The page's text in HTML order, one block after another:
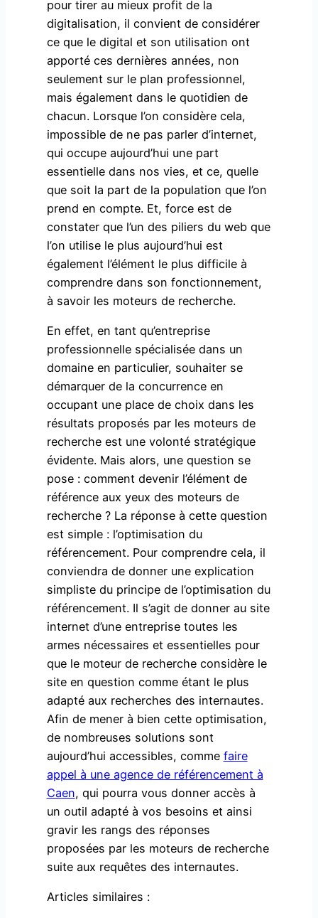
pour tirer au mieux profit de la
digitalisation, il convient de considérer
ce que le digital et son utilisation ont
apporté ces dernières années, non
seulement sur le plan professionnel,
mais également dans le quotidien de
chacun. Lorsque l’on considère cela,
impossible de ne pas parler d’internet,
qui occupe aujourd’hui une part
essentielle dans nos vies, et ce, quelle
que soit la part de la population que l’on
prend en compte. Et, force est de
constater que l’un des piliers du web que
l’on utilise le plus aujourd’hui est
également l’élément le plus difficile à
comprendre dans son fonctionnement,
à savoir les moteurs de recherche.
En effet, en tant qu’entreprise
professionnelle spécialisée dans un
domaine en particulier, souhaiter se
démarquer de la concurrence en
occupant une place de choix dans les
résultats proposés par les moteurs de
recherche est une volonté stratégique
évidente. Mais alors, une question se
pose : comment devenir l’élément de
référence aux yeux des moteurs de
recherche ? La réponse à cette question
est simple : l’optimisation du
référencement. Pour comprendre cela, il
conviendra de donner une explication
simpliste du principe de l’optimisation du
référencement. Il s’agit de donner au site
internet d’une entreprise toutes les
armes nécessaires et essentielles pour
que le moteur de recherche considère le
site en question comme étant le plus
adapté aux recherches des internautes.
Afin de mener à bien cette optimisation,
de nombreuses solutions sont
aujourd’hui accessibles, comme faire
appel à une agence de référencement à
Caen, qui pourra vous donner accès à
un outil adapté à vos besoins et ainsi
gravir les rangs des réponses
proposées par les moteurs de recherche
suite aux requêtes des internautes.
Articles similaires :